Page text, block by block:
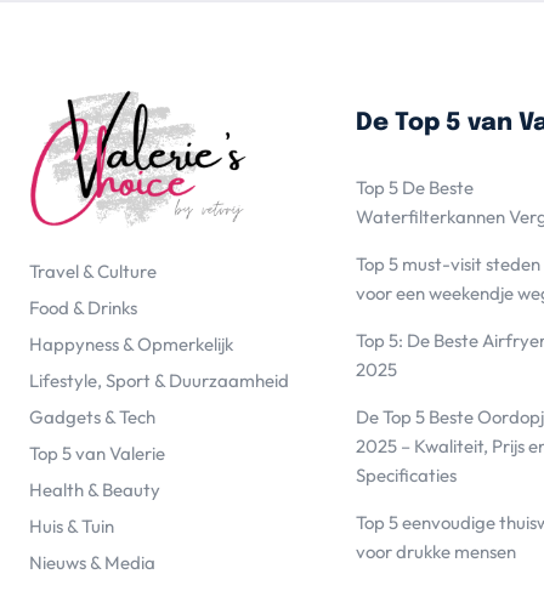
Travel & Culture
Food & Drinks
Happyness & Opmerkelijk
Lifestyle, Sport & Duurzaamheid
Gadgets & Tech
Top 5 van Valerie
Health & Beauty
Huis & Tuin
Nieuws & Media
De Top 5 van
Top 5 De Beste
Waterfilterkannen
Top 5 must-visit
voor een weekendje
Top 5: De Beste
2025
De Top 5 Beste
2025 – Kwaliteit, Prijs
Specificaties
Top 5 eenvoudige
voor drukke mensen